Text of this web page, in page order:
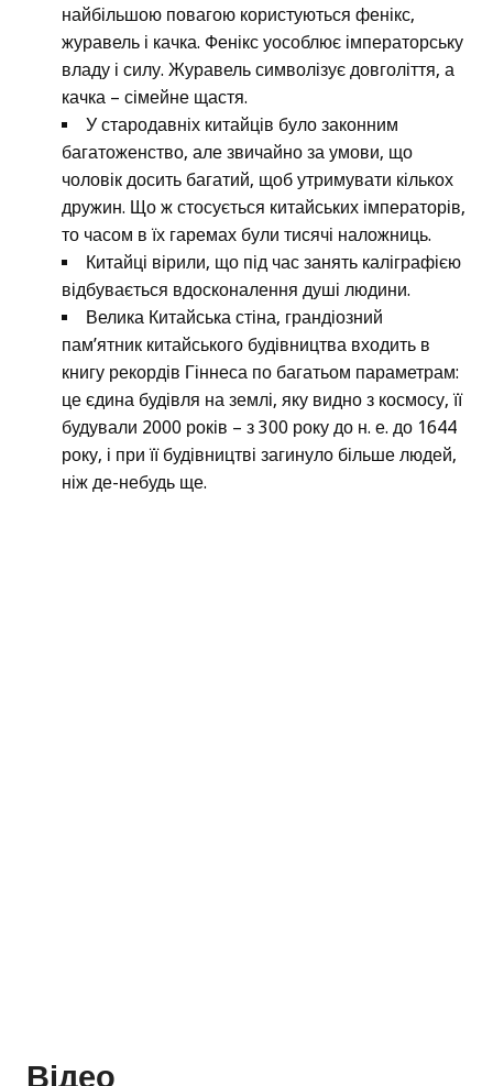
найбільшою повагою користуються фенікс,
журавель і качка. Фенікс уособлює імператорську
владу і силу. Журавель символізує довголіття, а
качка – сімейне щастя.
У стародавніх китайців було законним
багатоженство, але звичайно за умови, що
чоловік досить багатий, щоб утримувати кількох
дружин. Що ж стосується китайських імператорів,
то часом в їх гаремах були тисячі наложниць.
Китайці вірили, що під час занять каліграфією
відбувається вдосконалення душі людини.
Велика Китайська стіна, грандіозний
пам’ятник китайського будівництва входить в
книгу рекордів Гіннеса по багатьом параметрам:
це єдина будівля на землі, яку видно з космосу, її
будували 2000 років – з 300 року до н. е. до 1644
року, і при її будівництві загинуло більше людей,
ніж де-небудь ще.
Відео